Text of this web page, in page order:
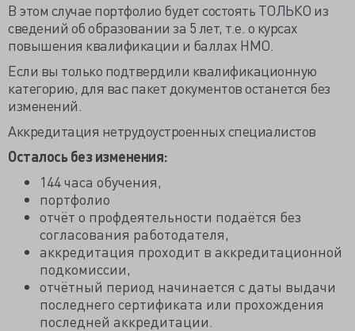
В этом случае портфолио будет состоять ТОЛЬКО из
сведений об образовании за 5 лет, т.е. о курсах
повышения квалификации и баллах НМО.
Если вы только подтвердили квалификационную
категорию, для вас пакет документов останется без
изменений.
Аккредитация нетрудоустроенных специалистов
Осталось без изменения:
144 часа обучения,
портфолио
отчёт о профдеятельности подаётся без
согласования работодателя,
аккредитация проходит в аккредитационной
подкомиссии,
отчётный период начинается с даты выдачи
последнего сертификата или прохождения
последней аккредитации.